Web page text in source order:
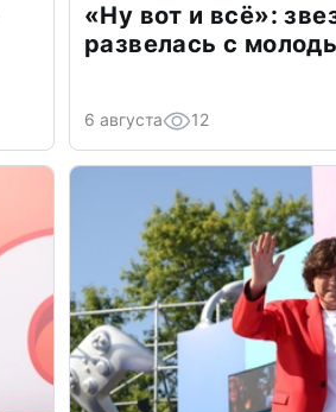
«Ну вот и всё»:
развелась с
6 августа 12